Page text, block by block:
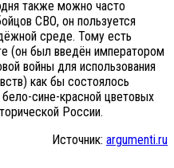
также можно часто
СВО, он пользуется
среде. Тому есть
(он был введён императором
войны для использования
как бы состоялось
сине-красной цветовых
России.
Источник: argumenti.ru